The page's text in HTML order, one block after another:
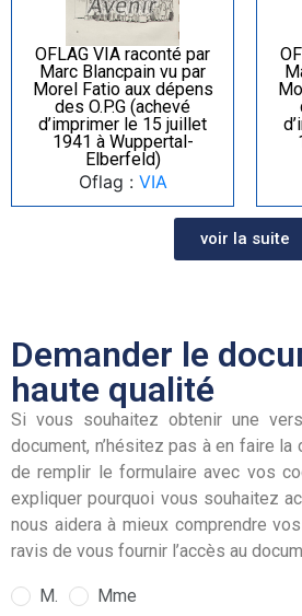
OFLAG VIA raconté par
Marc Blancpain vu par
Morel Fatio aux dépens
des O.P.G (achevé
d’imprimer le 15 juillet
1941 à Wuppertal-
Elberfeld)
Oflag : VIA
voir la suite
Demander le
haute qualité
Si vous souhaitez obtenir une
document, n’hésitez pas à en faire
de remplir le formulaire avec vos
expliquer pourquoi vous souhaitez
nous aidera à mieux comprendre
ravis de vous fournir l’accès au
M.
Mme